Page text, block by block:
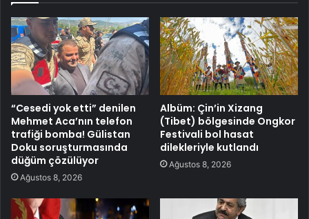
“Cesedi yok etti” denilen
Mehmet Aca’nın telefon
trafiği bomba! Gülistan
Doku soruşturmasında
düğüm çözülüyor
Ağustos 8, 2026
Albüm: Çin’in Xizang
(Tibet) bölgesinde Ongkor
Festivali bol hasat
dilekleriyle kutlandı
Ağustos 8, 2026